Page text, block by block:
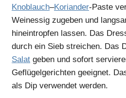
Knoblauch–Koriander-Paste
Weinessig zugeben und
hineintropfen lassen. Das
durch ein Sieb streichen. Das
Salat geben und sofort
Geflügelgerichten geeignet.
als Dip verwendet werden.